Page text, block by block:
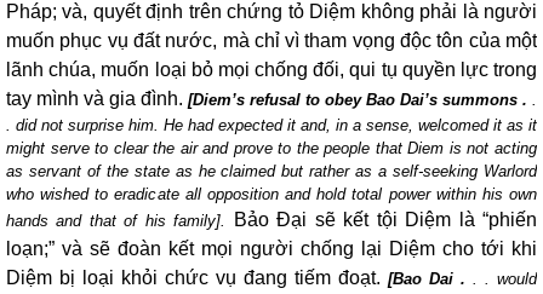
Pháp; và, quyết định trên chứng tỏ Diệm không phải là người
muốn phục vụ đất nước, mà chỉ vì tham vọng độc tôn của một
lãnh chúa, muốn loại bỏ mọi chống đối, qui tụ quyền lực trong
tay mình và gia đình. [Diem’s refusal to obey Bao Dai’s summons . .
. did not surprise him. He had expected it and, in a sense, welcomed it as it
might serve to clear the air and prove to the people that Diem is not acting
as servant of the state as he claimed but rather as a self-seeking Warlord
who wished to eradicate all opposition and hold total power within his own
hands and that of his family].
Bảo Đại sẽ kết tội Diệm là “phiến
loạn;” và sẽ đoàn kết mọi người chống lại Diệm cho tới khi
Diệm bị loại khỏi chức vụ đang tiếm đoạt. [Bao Dai . . . would